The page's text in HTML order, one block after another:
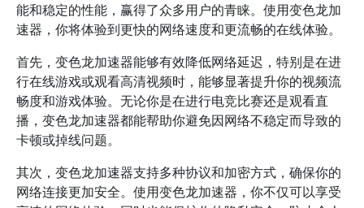
能和稳定的性能，赢得了众多用户的青睐。使用变色龙加
速器，你将体验到更快的网络速度和更流畅的在线体验。
首先，变色龙加速器能够有效降低网络延迟，特别是在进
行在线游戏或观看高清视频时，能够显著提升你的视频流
畅度和游戏体验。无论你是在进行电竞比赛还是观看直
播，变色龙加速器都能帮助你避免因网络不稳定而导致的
卡顿或掉线问题。
其次，变色龙加速器支持多种协议和加密方式，确保你的
网络连接更加安全。使用变色龙加速器，你不仅可以享受